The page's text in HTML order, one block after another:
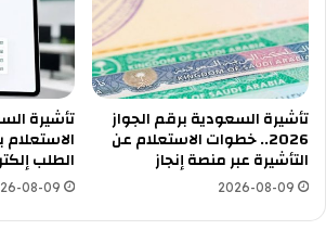
تأشيرة السعودية برقم الجواز
2026.. خطوات الاستعلام عن
التأشيرة عبر منصة إنجاز
2026-08-09
الاستعلام
الطلب
08-09